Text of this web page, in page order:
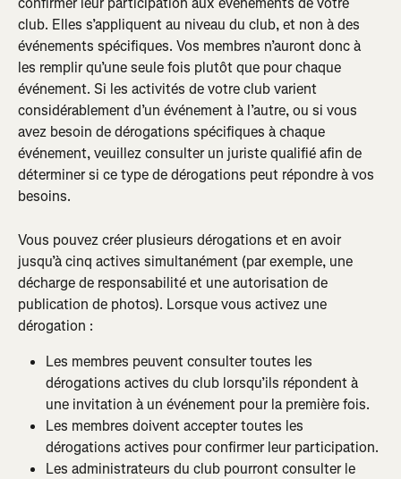
club. Elles s’appliquent au niveau du club, et non à des
événements spécifiques. Vos membres n’auront donc à
les remplir qu’une seule fois plutôt que pour chaque
événement. Si les activités de votre club varient
considérablement d’un événement à l’autre, ou si vous
avez besoin de dérogations spécifiques à chaque
événement, veuillez consulter un juriste qualifié afin de
déterminer si ce type de dérogations peut répondre à vos
besoins.
Vous pouvez créer plusieurs dérogations et en avoir
jusqu’à cinq actives simultanément (par exemple, une
décharge de responsabilité et une autorisation de
publication de photos). Lorsque vous activez une
dérogation :
Les membres peuvent consulter toutes les
dérogations actives du club lorsqu’ils répondent à
une invitation à un événement pour la première fois.
Les membres doivent accepter toutes les
dérogations actives pour confirmer leur participation.
Les administrateurs du club pourront consulter le